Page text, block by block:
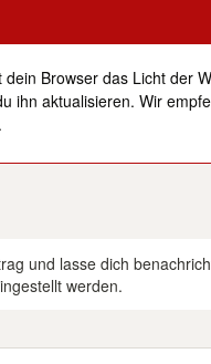
Browser das Licht der
ihn aktualisieren. Wir
und lasse dich
werden.